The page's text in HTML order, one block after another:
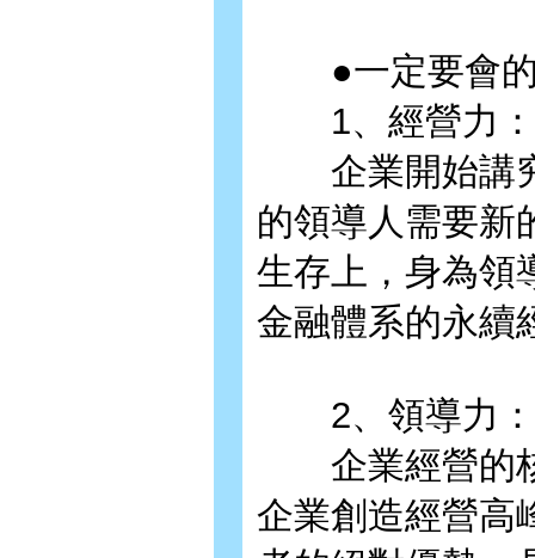
●一定要會的
1、經營力：
企業開始講究
的領導人需要新
生存上，身為領
金融體系的永續
2、領導力：
企業經營的核
企業創造經營高